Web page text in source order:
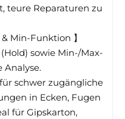
teure Reparaturen zu
Min-Funktion 】
sowie Min-/Max-
Analyse.
schwer zugängliche
in Ecken, Fugen
für Gipskarton,